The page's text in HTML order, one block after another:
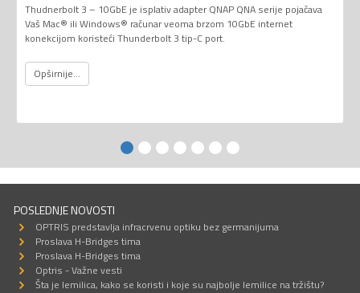
Thudnerbolt 3 – 10GbE je isplativ adapter QNAP QNA serije pojačava
Vaš Mac® ili Windows® računar veoma brzom 10GbE internet
konekcijom koristeći Thunderbolt 3 tip-C port.
Opširnije...
POSLEDNJE NOVOSTI
OPTRIS predstavlja infracrvenu optiku bez germanijuma
Proslava H-Bridges tima
Proslava H-Bridges tima
Optris - Važne vesti
Šta je lemilica, kako se koristi i koje su najbolje lemilice na tržištu?